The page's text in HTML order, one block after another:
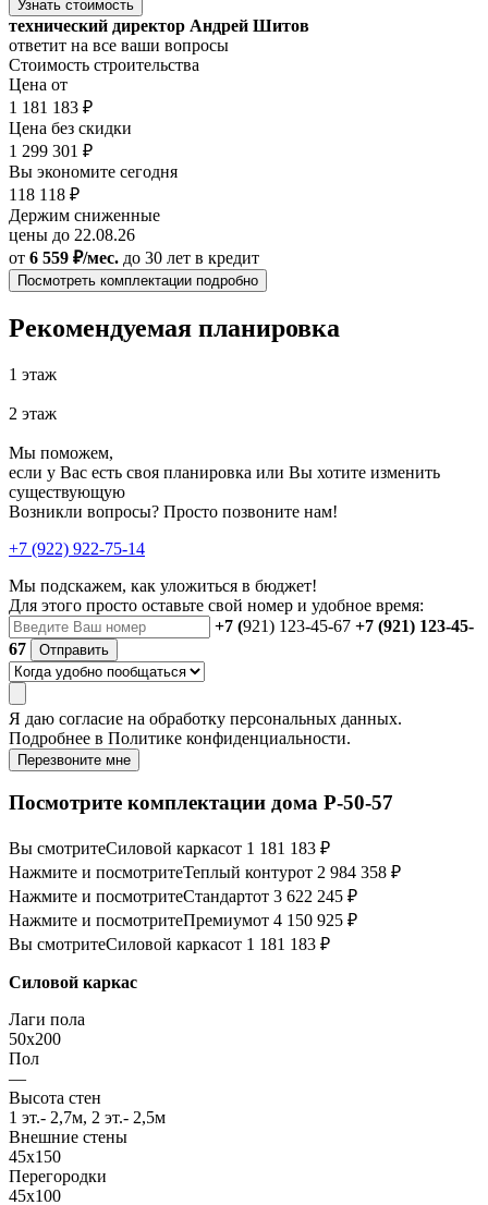
Узнать стоимость
технический директор Андрей Шитов
ответит на все ваши вопросы
Стоимость строительства
Цена от
1 181 183 ₽
Цена без скидки
1 299 301 ₽
Вы экономите сегодня
118 118 ₽
Держим сниженные
цены до 22.08.26
от 6 559 ₽/мес. до 30 лет в кредит
Посмотреть комплектации подробно
Рекомендуемая планировка
1 этаж
2 этаж
Мы поможем,
если у Вас есть своя планировка или Вы хотите изменить
существующую
Возникли вопросы? Просто позвоните нам!
+7 (922) 922-75-14
Мы подскажем, как уложиться в бюджет!
Для этого просто оставьте свой номер и удобное время:
+7 (921) 123-45-67 +7 (921) 123-45-
67
Отправить
Я даю согласие на обработку персональных данных.
Подробнее в Политике конфиденциальности.
Перезвоните мне
Посмотрите комплектации дома P-50-57
Вы смотритеСиловой каркасот 1 181 183 ₽
Нажмите и посмотритеТеплый контурот 2 984 358 ₽
Нажмите и посмотритеСтандартот 3 622 245 ₽
Нажмите и посмотритеПремиумот 4 150 925 ₽
Вы смотритеСиловой каркасот 1 181 183 ₽
Силовой каркас
Лаги пола
50x200
Пол
—
Высота стен
1 эт.- 2,7м, 2 эт.- 2,5м
Внешние стены
45х150
Перегородки
45х100